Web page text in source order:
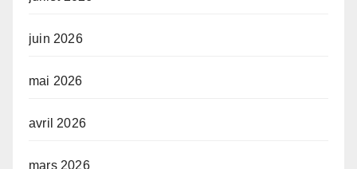
juin 2026
mai 2026
avril 2026
mars 2026